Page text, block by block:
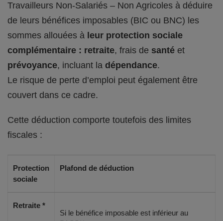
Travailleurs Non-Salariés – Non Agricoles à déduire
de leurs bénéfices imposables (BIC ou BNC) les
sommes allouées à leur protection sociale
complémentaire : retraite, frais de santé et
prévoyance, incluant la dépendance.
Le risque de perte d’emploi peut également être
couvert dans ce cadre.
Cette déduction comporte toutefois des limites
fiscales :
Protection
sociale
Plafond de déduction
Retraite *
Si le bénéfice imposable est inférieur au